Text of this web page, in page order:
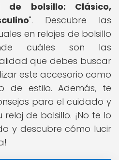
bolsillo: Clásico,
". Descubre las
en relojes de bolsillo
cuáles son las
que debes buscar
este accesorio como
de estilo. Además, te
para el cuidado y
de bolsillo. ¡No te lo
y descubre cómo lucir